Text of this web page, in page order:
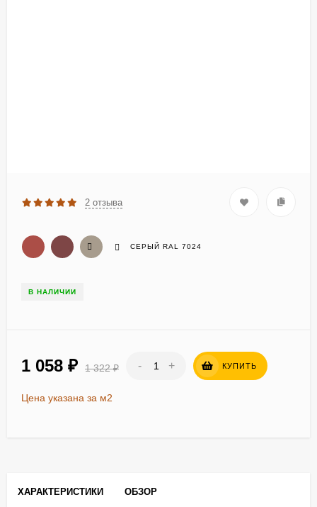
2 отзыва
СЕРЫЙ RAL 7024
В НАЛИЧИИ
1 058 ₽ 1 322₽ - + КУПИТЬ
Цена указана за м2
ХАРАКТЕРИСТИКИ ОБЗОР